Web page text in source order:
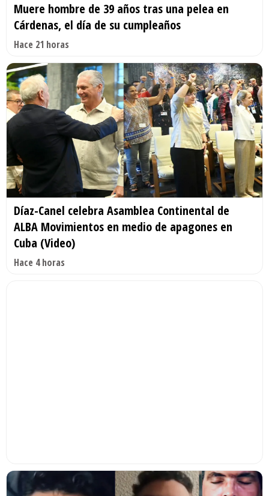
Muere hombre de 39 años tras una pelea en
Cárdenas, el día de su cumpleaños
Hace 21 horas
Díaz-Canel celebra Asamblea Continental de
ALBA Movimientos en medio de apagones en
Cuba (Video)
Hace 4 horas